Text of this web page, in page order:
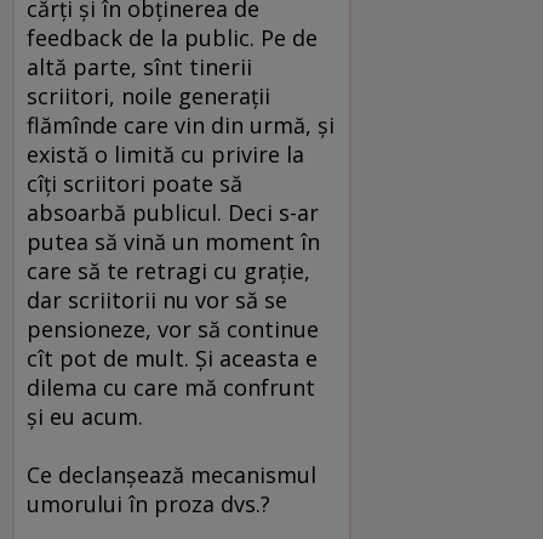
cărţi şi în obţinerea de
feedback de la public. Pe de
altă parte, sînt tinerii
scriitori, noile generaţii
flămînde care vin din urmă, şi
există o limită cu privire la
cîţi scriitori poate să
absoarbă publicul. Deci s-ar
putea să vină un moment în
care să te retragi cu graţie,
dar scriitorii nu vor să se
pensioneze, vor să continue
cît pot de mult. Şi aceasta e
dilema cu care mă confrunt
şi eu acum.
Ce declanşează mecanismul
umorului în proza dvs.?